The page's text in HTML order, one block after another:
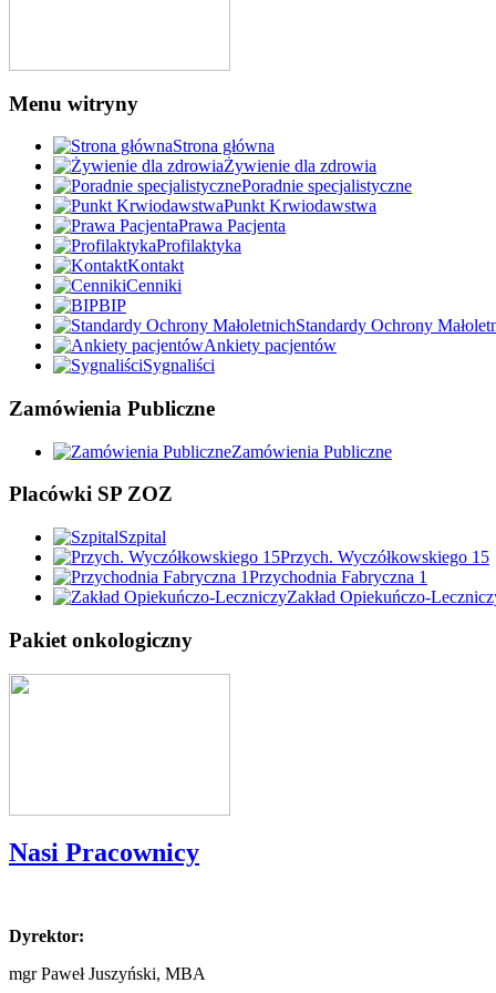
Menu witryny
Strona główna
Żywienie dla zdrowia
Poradnie specjalistyczne
Punkt Krwiodawstwa
Prawa Pacjenta
Profilaktyka
Kontakt
Cenniki
BIP
Standardy Ochrony
Ankiety pacjentów
Sygnaliści
Zamówienia Publiczne
Zamówienia Publiczne
Placówki SP ZOZ
Szpital
Przych. Wyczółkowskiego 15
Przychodnia Fabryczna 1
Zakład Opiekuńczo-
Pakiet onkologiczny
Nasi Pracownicy
Dyrektor:
mgr Paweł Juszyński, MBA